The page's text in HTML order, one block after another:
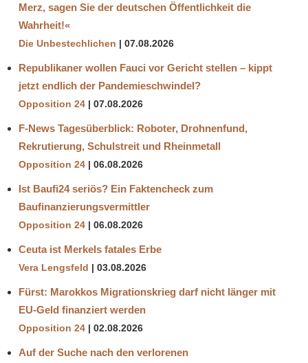
Merz, sagen Sie der deutschen Öffentlichkeit die
Wahrheit!«
Die Unbestechlichen 07.08.2026
Republikaner wollen Fauci vor Gericht stellen – kippt
jetzt endlich der Pandemieschwindel?
Opposition 24 07.08.2026
F-News Tagesüberblick: Roboter, Drohnenfund,
Rekrutierung, Schulstreit und Rheinmetall
Opposition 24 06.08.2026
Ist Baufi24 seriös? Ein Faktencheck zum
Baufinanzierungsvermittler
Opposition 24 06.08.2026
Ceuta ist Merkels fatales Erbe
Vera Lengsfeld 03.08.2026
Fürst: Marokkos Migrationskrieg darf nicht länger mit
EU-Geld finanziert werden
Opposition 24 02.08.2026
Auf der Suche nach den verlorenen